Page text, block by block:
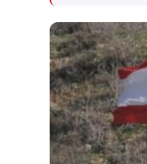
האזרחי. המהלך תלוי באישור
מוסדות המפלגה, לקראת ועידת
באוגוסט